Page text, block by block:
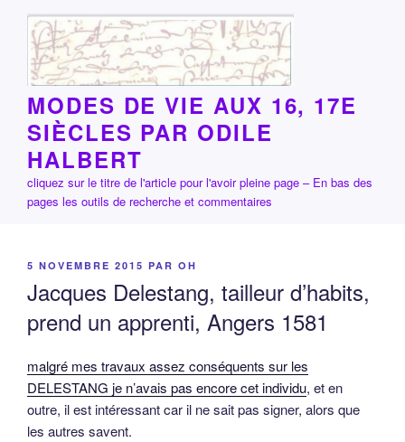
contenu
principal
MODES DE VIE AUX 16, 17E
SIÈCLES PAR ODILE
HALBERT
cliquez sur le titre de l'article pour l'avoir pleine page – En bas des
pages les outils de recherche et commentaires
PUBLIÉ
5 NOVEMBRE 2015 PAR OH
Jacques Delestang, tailleur d’habits,
prend un apprenti, Angers 1581
malgré mes travaux assez conséquents sur les
DELESTANG je n’avais pas encore cet individu, et en
outre, il est intéressant car il ne sait pas signer, alors que
les autres savent.